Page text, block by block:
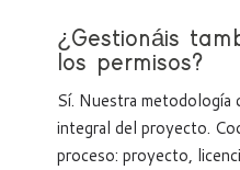
¿Gestionáis
los permisos?
Sí. Nuestra metodología
integral del proyecto.
proceso: proyecto,